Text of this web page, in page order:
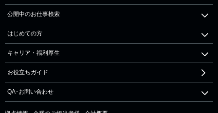
公開中のお仕事検索
はじめての方
キャリア・福利厚生
お役立ちガイド
QA･お問い合わせ